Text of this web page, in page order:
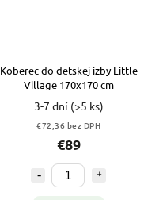
Koberec do detskej izby Little
Village 170x170 cm
3-7 dní (>5 ks)
€72,36 bez DPH
€89